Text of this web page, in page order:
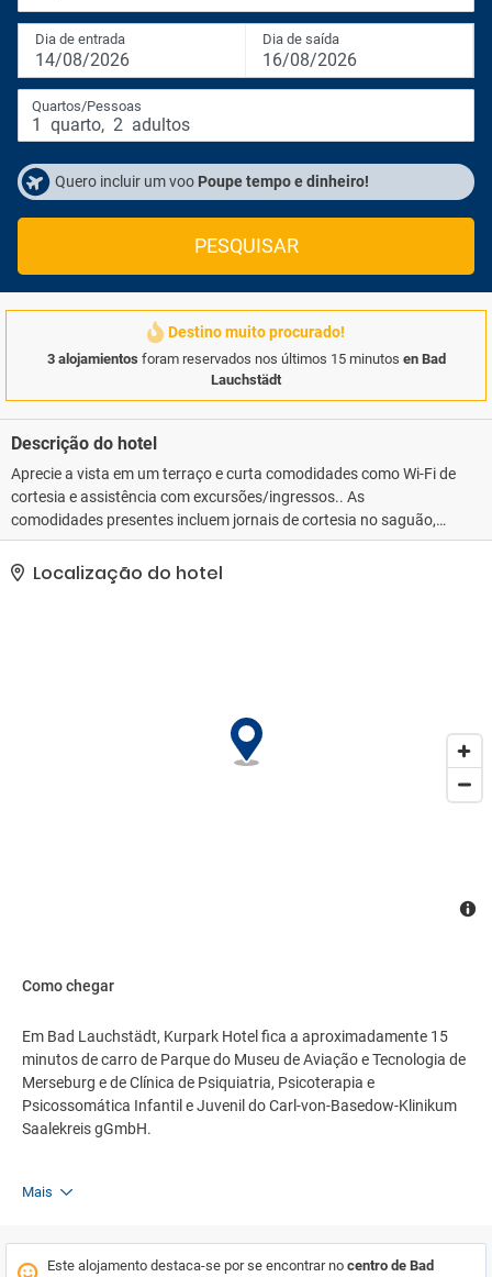
Dia de entrada
14/08/2026
Dia de saída
16/08/2026
Quartos/Pessoas
1 quarto, 2 adultos
Quero incluir um voo Poupe tempo e dinheiro!
PESQUISAR
Destino muito procurado!
3 alojamientos foram reservados nos últimos 15 minutos en Bad
Lauchstädt
Descrição do hotel
Aprecie a vista em um terraço e curta comodidades como Wi-Fi de
cortesia e assistência com excursões/ingressos.. As
comodidades presentes incluem jornais de cortesia no saguão,
serviço de lavanderia e lavagem a seco e armazenamento para
bagagem. Estacionamento grátis sem manobrista está disponível
Localização do hotel
Como chegar
Em Bad Lauchstädt, Kurpark Hotel fica a aproximadamente 15
minutos de carro de Parque do Museu de Aviação e Tecnologia de
Merseburg e de Clínica de Psiquiatria, Psicoterapia e
Psicossomática Infantil e Juvenil do Carl-von-Basedow-Klinikum
Saalekreis gGmbH.
Mais
Este alojamento destaca-se por se encontrar no centro de Bad